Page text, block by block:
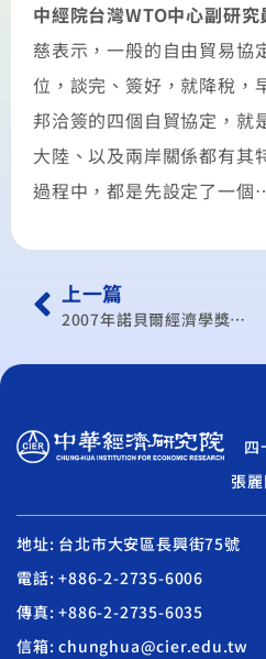
中經院台灣WTO中心副研究
慈表示，一般的自由貿易協
位，談完、簽好，就降稅，
邦洽簽的四個自貿協定，就
大陸、以及兩岸關係都有其
過程中，都是先設定了一個
上一篇
2007年諾貝爾經濟學獎得主麥斯金演講：經濟交流 兩岸雙贏
四
張
地址: 台北市大安區長興街75號
電話: +886-2-2735-6006
傳真: +886-2-2735-6035
信箱: chunghua@cier.edu.tw